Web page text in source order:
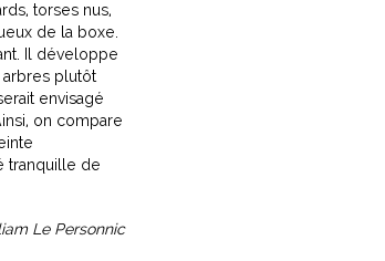
torses nus,
de la boxe.
Il développe
arbres plutôt
envisagé
on compare
tranquille de
Le Personnic